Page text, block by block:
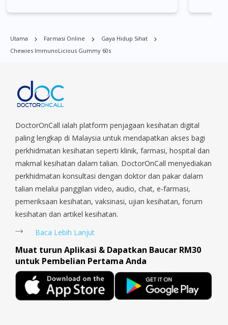
Commonwealt, City Hall, Clarke Quay, Changi Airport, Changi
Village, Clementi Park, Dairy Farm, Eunos, East Coast, Farrer
Parade, Marina, Macpherson, Mandai, Newton, Novena,
Orchard, Pasir Ris, Punggol, Potong Pasir, Paya Lebar,
Sengkang, Serangoon, Serangoon Rd, Seletar, Tampines, Toa
Payoh, Tanjong Pagar, Telok Blangah, Tanglin, Thomson, Tuas,
Tengah, Upper East Coast, Upper Bukit Timah, Upper Thomson,
Woodlands, West Coast, Yishun, Yio Chu Kang.
Utama Farmasi Online
Gaya Hidup Sihat
Chewies ImmunoLicious Gummy 60s
DoctorOnCall ialah platform penjagaan kesihatan digital
paling lengkap di Malaysia untuk mendapatkan akses bagi
perkhidmatan kesihatan seperti klinik, farmasi, hospital dan
makmal kesihatan dalam talian. DoctorOnCall menyediakan
perkhidmatan konsultasi dengan doktor dan pakar dalam
talian melalui panggilan video, audio, chat, e-farmasi,
pemeriksaan kesihatan, vaksinasi, ujian kesihatan, forum
kesihatan dan artikel kesihatan.
Baca Lebih Lanjut
Muat turun Aplikasi & Dapatkan Baucar RM30
untuk Pembelian Pertama Anda